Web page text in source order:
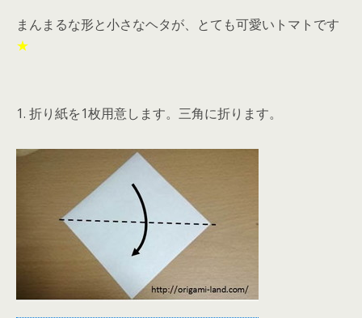
まんまるな形と小さなヘタが、とても可愛いトマトです
★
1. 折り紙を1枚用意します。三角に折ります。